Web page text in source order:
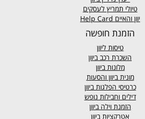
טיולי תמריץ לעסקים
יוון והאיים Help Card
הזמנת חופשה
טיסות ליוון
השכרת רכב ביוון
מלונות ביוון
מונית ביוון והסעות
כרטיסי הפלגות ביוון
דילים וחבילות נופש
הזמנת וילה ביוון
אטרקציות ביוון